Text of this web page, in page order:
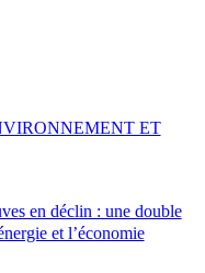
en déclin : une double
et l’économie
ET